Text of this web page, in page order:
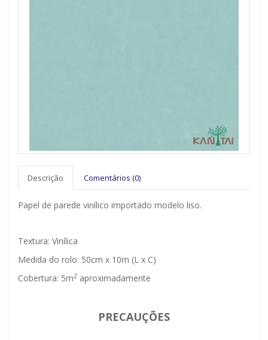
Descrição Comentários (0)
Papel de parede vinílico importado modelo liso.
Textura: Vinílica
Medida do rolo: 50cm x 10m (L x C)
Cobertura: 5m2 aproximadamente
PRECAUÇÕES